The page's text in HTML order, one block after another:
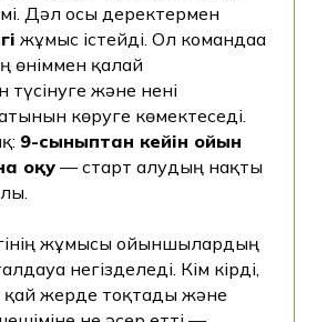
Дәл осы деректермен
жұмыс істейді. Ол командаға
қалай
түсінуге және нені
көруге көмектеседі.
9-сыныптан кейін ойын
оқу — старт алудың нақты
жұмысы ойыншылардың
негізделеді. Кім кірді,
жерде тоқтады және